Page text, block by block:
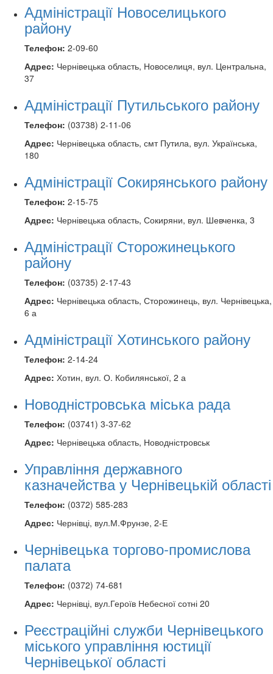
Адміністрації Новоселицького
району
Телефон: 2-09-60
Адрес: Чернівецька область, Новоселиця, вул. Центральна,
37
Адміністрації Путильського району
Телефон: (03738) 2-11-06
Адрес: Чернівецька область, смт Путила, вул. Українська,
180
Адміністрації Сокирянського району
Телефон: 2-15-75
Адрес: Чернівецька область, Сокиряни, вул. Шевченка, 3
Адміністрації Сторожинецького
району
Телефон: (03735) 2-17-43
Адрес: Чернівецька область, Сторожинець, вул. Чернівецька,
6 а
Адміністрації Хотинського району
Телефон: 2-14-24
Адрес: Хотин, вул. О. Кобилянської, 2 а
Новодністровська міська рада
Телефон: (03741) 3-37-62
Адрес: Чернівецька область, Новодністровськ
Управління державного
казначейства у Чернівецькій області
Телефон: (0372) 585-283
Адрес: Чернівці, вул.М.Фрунзе, 2-Е
Чернівецька торгово-промислова
палата
Телефон: (0372) 74-681
Адрес: Чернівці, вул.Героїв Небесної сотні 20
Реєстраційні служби Чернівецького
міського управління юстиції
Чернівецької області